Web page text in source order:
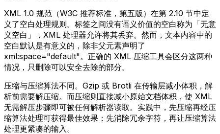
XML 1.0 规范（W3C 推荐标准，第五版）在第 2.10 节中定
义了空白处理规则。标签之间没有语义价值的空白称为「无意
义空白」，XML 处理器允许将其丢弃。然而，文本内容中的
空白默认是有意义的，除非父元素声明了
xml:space="default"。正确的 XML 压缩工具会区分这两种
情况，只删除可以安全去除的部分。
压缩与压缩算法不同。Gzip 或 Brotli 在传输层减小体积，解
析前需要解压缩。而压缩则直接减小原始文档体积，使 XML
无需解压步骤即可被任何解析器读取。实践中，先压缩再经压
缩算法处理可获得最佳效果：先消除冗余字符，再让压缩算法
处理更紧凑的输入。